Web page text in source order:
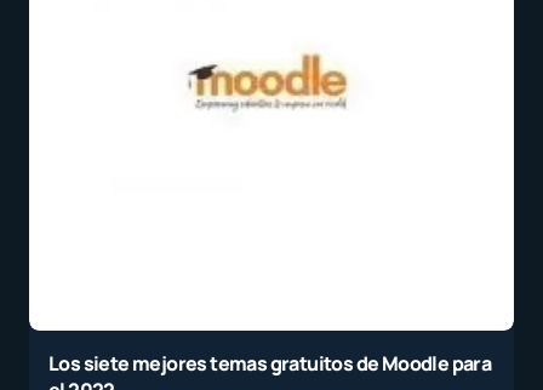
Los siete mejores temas gratuitos de Moodle para